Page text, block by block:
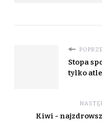
Stopa
tylko
Kiwi -